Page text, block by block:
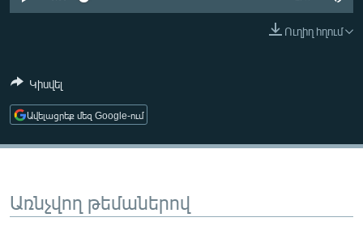
ՄԻՋԱԶԳԱՅԻՆ
ՄԵԿՆԱԲԱՆՈՒԹՅՈՒՆ
ՏՏ ԵՒ ԻՆՏԵՐՆԵՏ
ՏԵՍԱՆՅՈՒԹԵՐ
Ուղիղ հղում
Կիսվել
Ավելացրեք մեզ Google-ում
Առնչվող թեմաներով